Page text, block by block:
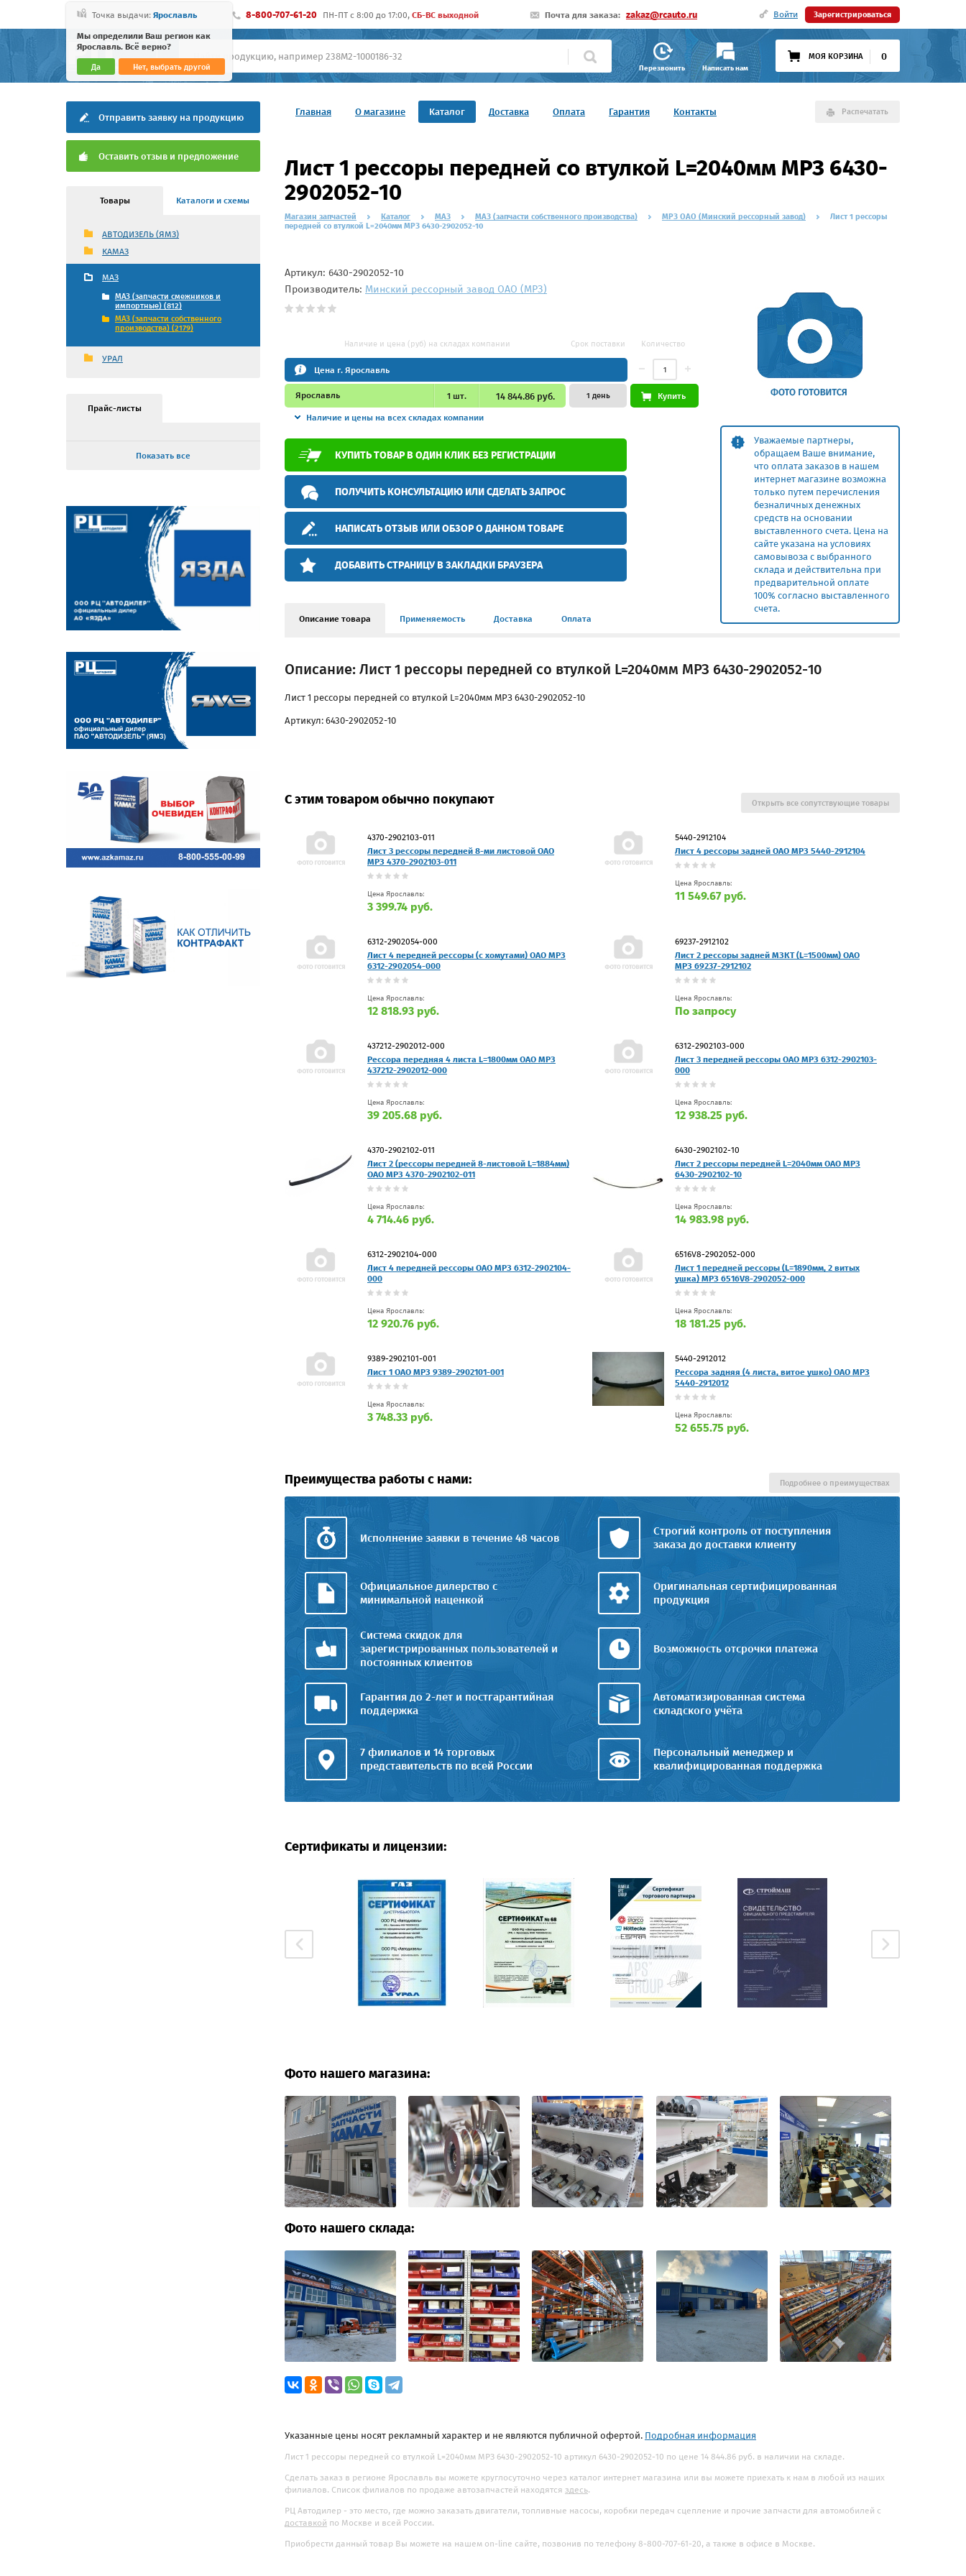
Точка выдачи: Ярославль
Мы определили Ваш регион как
Ярославль. Всё верно?
Да Нет, выбрать другой
8-800-707-61-20 ПН-ПТ c 8:00 до 17:00, СБ-ВС выходной Почта для заказа: zakaz@rcauto.ru Войти Зарегистрироваться
Перезвонить Написать нам
МОЯ КОРЗИНА 0
Главная О магазине Каталог Доставка Оплата Гарантия Контакты Распечатать
Отправить заявку на продукцию
Оставить отзыв и предложение
Товары Каталоги и схемы
АВТОДИЗЕЛЬ (ЯМЗ)
КАМАЗ
МАЗ
МАЗ (запчасти смежников и
импортные) (812)
МАЗ (запчасти собственного
производства) (2179)
УРАЛ
Прайс-листы
Показать все
Лист 1 рессоры передней со втулкой L=2040мм МРЗ 6430-
2902052-10
Магазин запчастей Каталог МАЗ МАЗ (запчасти собственного производства) МРЗ ОАО (Минский рессорный завод)
Лист 1 рессоры
передней со втулкой L=2040мм МРЗ 6430-2902052-10
Уважаемые партнеры,
обращаем Ваше внимание,
что оплата заказов в нашем
интернет магазине возможна
только путем перечисления
безналичных денежных
средств на основании
выставленного счета. Цена на
сайте указана на условиях
самовывоза с выбранного
склада и действительна при
предварительной оплате
100% согласно выставленного
счета.
Артикул: 6430-2902052-10
Производитель: Минский рессорный завод ОАО (МРЗ)
Наличие и цена (руб) на складах компании Срок поставки Количество
Цена г. Ярославль
Ярославль 1 шт. 14 844.86 руб.
Наличие и цены на всех складах компании
1 день Купить
КУПИТЬ ТОВАР В ОДИН КЛИК БЕЗ РЕГИСТРАЦИИ
ПОЛУЧИТЬ КОНСУЛЬТАЦИЮ ИЛИ СДЕЛАТЬ ЗАПРОС
НАПИСАТЬ ОТЗЫВ ИЛИ ОБЗОР О ДАННОМ ТОВАРЕ
ДОБАВИТЬ СТРАНИЦУ В ЗАКЛАДКИ БРАУЗЕРА
Описание товара Применяемость Доставка Оплата
Описание: Лист 1 рессоры передней со втулкой L=2040мм МРЗ 6430-2902052-10
Лист 1 рессоры передней со втулкой L=2040мм МРЗ 6430-2902052-10
Артикул: 6430-2902052-10
С этим товаром обычно покупают
4370-2902103-011
Лист 3 рессоры передней 8-ми листовой ОАО
МРЗ 4370-2902103-011
Цена Ярославль:
3 399.74 руб.
5440-2912104
Лист 4 рессоры задней ОАО МРЗ 5440-2912104
Цена Ярославль:
11 549.67 руб.
6312-2902054-000
Лист 4 передней рессоры (с хомутами) ОАО МРЗ
6312-2902054-000
Цена Ярославль:
12 818.93 руб.
69237-2912102
Лист 2 рессоры задней МЗКТ (L=1500мм) ОАО
МРЗ 69237-2912102
Цена Ярославль:
По запросу
437212-2902012-000
Рессора передняя 4 листа L=1800мм ОАО МРЗ
437212-2902012-000
Цена Ярославль:
39 205.68 руб.
6312-2902103-000
Лист 3 передней рессоры ОАО МРЗ 6312-2902103-
000
Цена Ярославль:
12 938.25 руб.
4370-2902102-011
Лист 2 (рессоры передней 8-листовой L=1884мм)
ОАО МРЗ 4370-2902102-011
Цена Ярославль:
4 714.46 руб.
6430-2902102-10
Лист 2 рессоры передней L=2040мм ОАО МРЗ
6430-2902102-10
Цена Ярославль:
14 983.98 руб.
6312-2902104-000
Лист 4 передней рессоры ОАО МРЗ 6312-2902104-
000
Цена Ярославль:
12 920.76 руб.
6516V8-2902052-000
Лист 1 передней рессоры (L=1890мм, 2 витых
ушка) МРЗ 6516V8-2902052-000
Цена Ярославль:
18 181.25 руб.
9389-2902101-001
Лист 1 ОАО МРЗ 9389-2902101-001
Цена Ярославль:
3 748.33 руб.
5440-2912012
Рессора задняя (4 листа, витое ушко) ОАО МРЗ
5440-2912012
Цена Ярославль:
52 655.75 руб.
Открыть все сопутствующие товары
Преимущества работы с нами:
Исполнение заявки в течение 48 часов
Строгий контроль от поступления
заказа до доставки клиенту
Официальное дилерство с
минимальной наценкой
Оригинальная сертифицированная
продукция
Система скидок для
зарегистрированных пользователей и
постоянных клиентов
Возможность отсрочки платежа
Гарантия до 2-лет и постгарантийная
поддержка
Автоматизированная система
складского учёта
7 филиалов и 14 торговых
представительств по всей России
Персональный менеджер и
квалифицированная поддержка
Подробнее о преимуществах
Сертификаты и лицензии:
Фото нашего магазина:
Фото нашего склада:
Указанные цены носят рекламный характер и не являются публичной офертой. Подробная информация
Лист 1 рессоры передней со втулкой L=2040мм МРЗ 6430-2902052-10 артикул 6430-2902052-10 по цене 14 844.86 руб. в наличии на складе.
Сделать заказ в регионе Ярославль вы можете круглосуточно через каталог интернет магазина или вы можете приехать к нам в любой из наших
филиалов. Список филиалов по продаже автозапчастей находятся здесь.
РЦ Автодилер - это место, где можно заказать двигатели, топливные насосы, коробки передач сцепление и прочие запчасти для автомобилей с
доставкой по Москве и всей России.
Приобрести данный товар Вы можете на нашем on-line сайте, позвонив по телефону 8-800-707-61-20, а также в офисе в Москве.